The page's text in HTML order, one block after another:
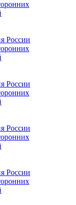
России
России
России
России